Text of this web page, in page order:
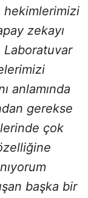
hekimlerimizi
zekayı
Laboratuvar
anlamında
gerekse
çok
başka bir